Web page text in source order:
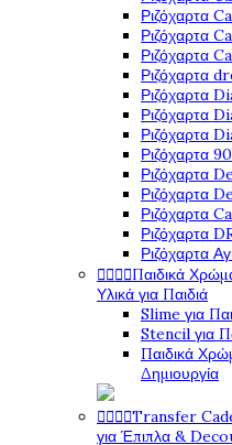
Ριζόχαρτα
Ριζόχαρτα
Ριζόχαρτα
Ριζόχαρτα
Ριζόχαρτα
Ριζόχαρτα
Ριζόχαρτα
Ριζόχαρτα
Ριζόχαρτα
Ριζόχαρτα
Ριζόχαρτα
Ριζόχαρτα
Ριζόχαρτα
Παιδικά
Υλικά για Παιδιά
Slime για
Stencil για
Παιδικά
Δημιουργία
Transfer
για Έπιπλα &